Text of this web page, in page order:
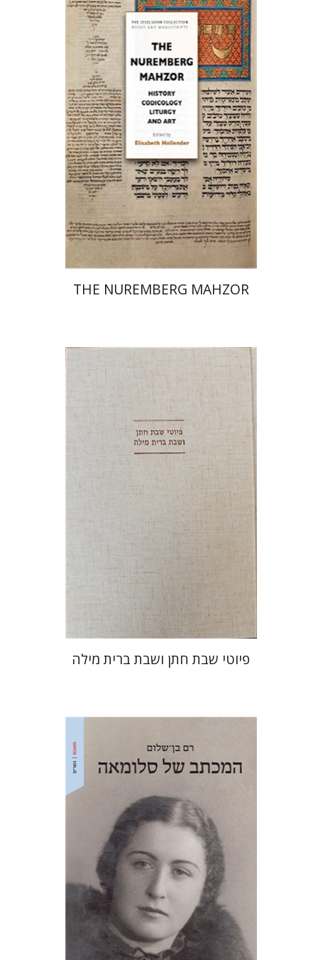
אליזבט הולנדר
הנחת אתר ספר מודפס
$161
$145
THE NUREMBERG MAHZOR
הנחת אתר ספר מודפס
פיוטי שבת חתן ושבת ברית מילה
רם בן-שלום
הנחת אתר ספר מודפס